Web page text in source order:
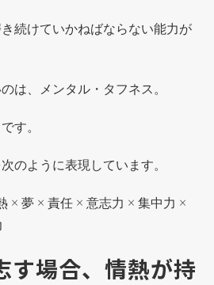
続けていかねばならない能力が
は、メンタル・タフネス。
す。
のように表現しています。
× 夢 × 責任 × 意志力 × 集中力 ×
す場合、情熱が持